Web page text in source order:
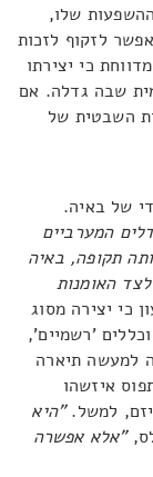
שלו,
לזקוף לזכות
כי יצירתו
שבה גדלה. אם
השבטית של
של באיה.
המערביים
תקופה, באיה
האומנות
כי יצירה מסוג
'רשמיים',
למעשה תיארה
איזשהו
למשל."היא
"אלא אפשרה